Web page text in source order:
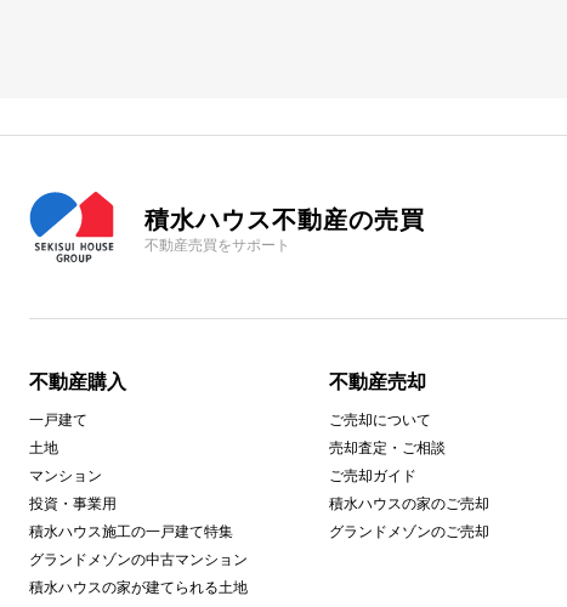
積水ハウス不動産の売買
不動産売買をサポート
不動産購入
一戸建て
土地
マンション
投資・事業用
積水ハウス施工の一戸建て特集
グランドメゾンの中古マンション
積水ハウスの家が建てられる土地
不動産売却
ご売却について
売却査定・ご相談
ご売却ガイド
積水ハウスの家のご売却
グランドメゾンのご売却